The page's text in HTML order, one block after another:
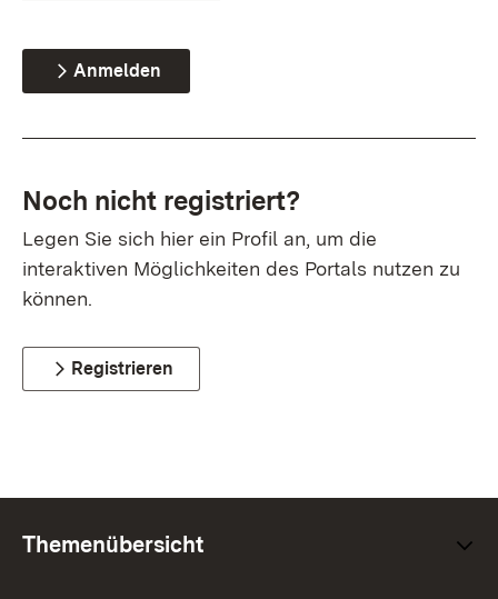
Anmelden
Noch nicht registriert?
Legen Sie sich hier ein Profil an, um die
interaktiven Möglichkeiten des Portals nutzen zu
können.
Registrieren
Themenübersicht